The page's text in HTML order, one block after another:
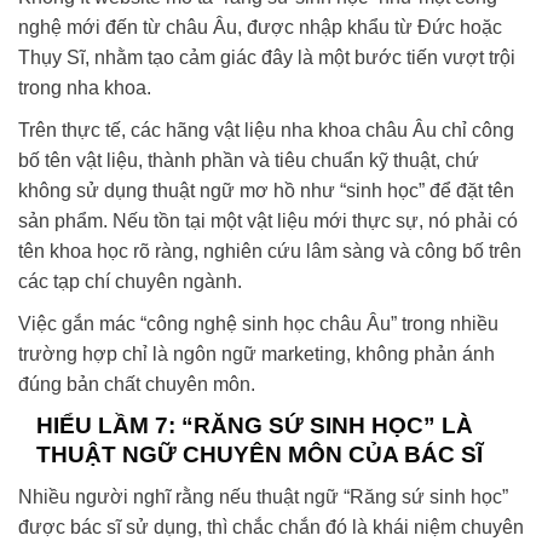
nghệ mới đến từ châu Âu, được nhập khẩu từ Đức hoặc
Thụy Sĩ, nhằm tạo cảm giác đây là một bước tiến vượt trội
trong nha khoa.
Trên thực tế, các hãng vật liệu nha khoa châu Âu chỉ công
bố tên vật liệu, thành phần và tiêu chuẩn kỹ thuật, chứ
không sử dụng thuật ngữ mơ hồ như “sinh học” để đặt tên
sản phẩm. Nếu tồn tại một vật liệu mới thực sự, nó phải có
tên khoa học rõ ràng, nghiên cứu lâm sàng và công bố trên
các tạp chí chuyên ngành.
Việc gắn mác “công nghệ sinh học châu Âu” trong nhiều
trường hợp chỉ là ngôn ngữ marketing, không phản ánh
đúng bản chất chuyên môn.
HIỂU LẦM 7: “RĂNG SỨ SINH HỌC” LÀ
THUẬT NGỮ CHUYÊN MÔN CỦA BÁC SĨ
Nhiều người nghĩ rằng nếu thuật ngữ “Răng sứ sinh học”
được bác sĩ sử dụng, thì chắc chắn đó là khái niệm chuyên